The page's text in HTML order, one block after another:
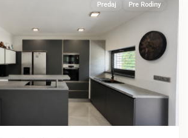
Predaj Pre Rodiny